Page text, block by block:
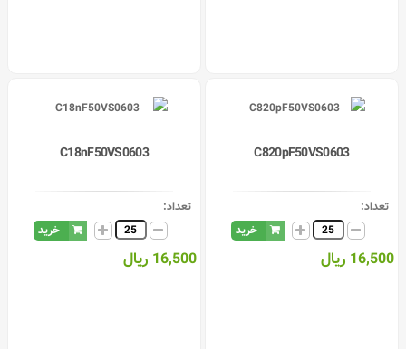
C820pF50VS0603
تعداد:
خرید
16,500 ریال
C18nF50VS0603
تعداد:
خرید
16,500 ریال